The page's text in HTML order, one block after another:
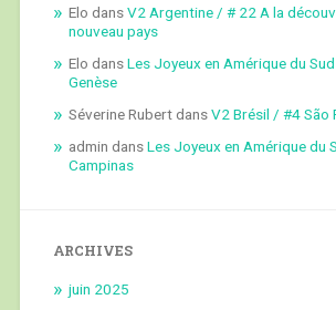
Elo dansV2 Argentine / # 22 A la
nouveau pays
Elo dansLes Joyeux en Amérique du
Genèse
Séverine RubertdansV2 Brésil / #4 São
admin dansLes Joyeux en Amérique du
Campinas
ARCHIVES
juin 2025